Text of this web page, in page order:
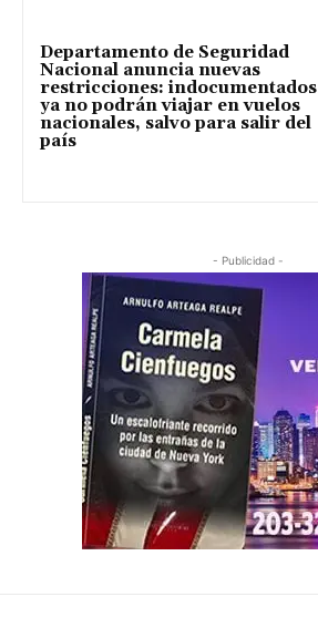
Departamento de Seguridad
Nacional anuncia nuevas
restricciones: indocumentados
ya no podrán viajar en vuelos
nacionales, salvo para salir del
país
- Publicidad -